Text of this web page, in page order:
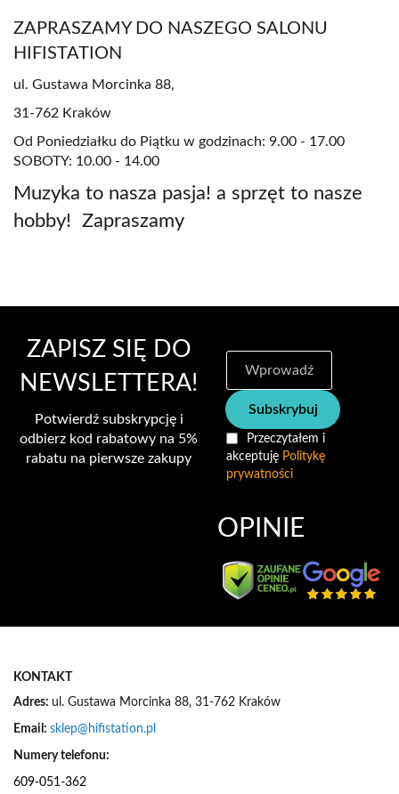
ZAPRASZAMY DO NASZEGO SALONU
HIFISTATION
ul. Gustawa Morcinka 88,
31-762 Kraków
Od Poniedziałku do Piątku w godzinach: 9.00 - 17.00
SOBOTY: 10.00 - 14.00
Muzyka to nasza pasja! a sprzęt to nasze
hobby! Zapraszamy
ZAPISZ SIĘ DO
NEWSLETTERA!
Potwierdź subskrypcję i
odbierz kod rabatowy na 5%
rabatu na pierwsze zakupy
b
s
k
r
b
j
n
s
z
e
e
Subskrybuj
Przeczytałem i
akceptuję Politykę
prywatności
OPINIE
KONTAKT
Adres: ul. Gustawa Morcinka 88, 31-762 Kraków
Email: sklep@hifistation.pl
Numery telefonu:
609-051-362